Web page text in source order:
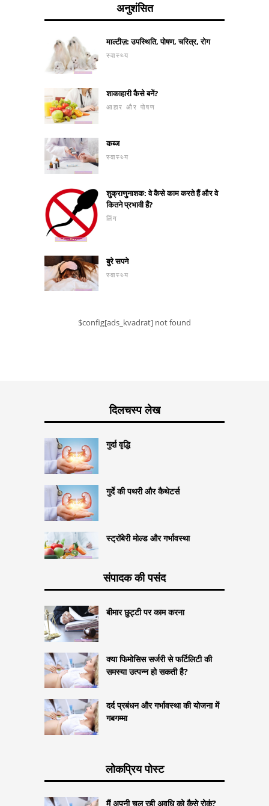
अनुशंसित
माल्टीज़: उपस्थिति, पोषण, चरित्र, रोग
स्वास्थ्य
शाकाहारी कैसे बनें?
आहार और पोषण
कब्ज
स्वास्थ्य
शुक्राणुनाशक: वे कैसे काम करते हैं और वे
कितने प्रभावी हैं?
लिंग
बुरे सपने
स्वास्थ्य
$config[ads_kvadrat] not found
दिलचस्प लेख
गुर्दा वृद्धि
गुर्दे की पथरी और कैथेटर्स
स्ट्रॉबेरी मोल्ड और गर्भावस्था
संपादक की पसंद
बीमार छुट्टी पर काम करना
क्या फिमोसिस सर्जरी से फर्टिलिटी की
समस्या उत्पन्न हो सकती है?
दर्द प्रबंधन और गर्भावस्था की योजना में
गबगम्मा
लोकप्रिय पोस्ट
मैं अपनी चल रही अवधि को कैसे रोकूं?